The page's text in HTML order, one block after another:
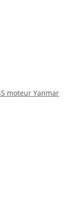
moteur Yanmar